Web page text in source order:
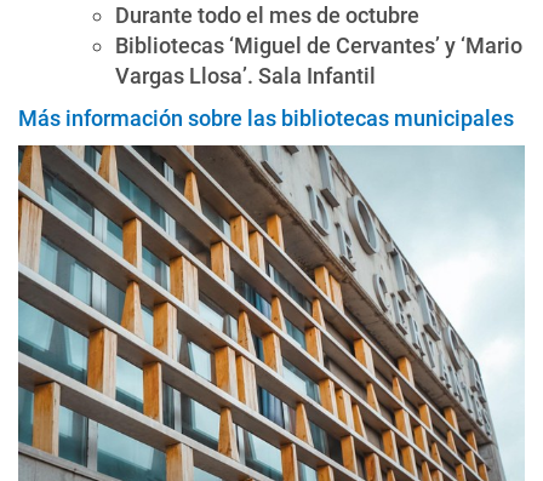
Durante todo el mes de octubre
Bibliotecas ‘Miguel de Cervantes’ y ‘Mario
Vargas Llosa’. Sala Infantil
Más información sobre las bibliotecas municipales